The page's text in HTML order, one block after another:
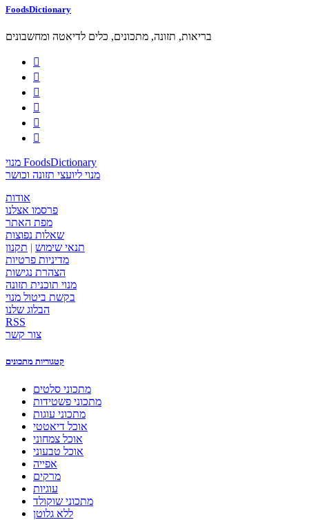
FoodsDictionary
בריאות, תזונה, מתכונים, כלים לדיאטה ומחשבונים






מנוי FoodsDictionary
מנוי ליועצי תזונה וכושר
אודות
פרסמו אצלנו
מפת האתר
שאלות נפוצות
תנאי שימוש | תקנון
מדיניות פרטיות
הצהרת נגישות
מנוי תוכנית תזונה
בקשת ביטול מנוי
הבלוג שלנו
RSS
צור קשר
קטגוריות מתכונים
מתכוני סלטים
מתכוני פשטידות
מתכוני עוגות
אוכל דיאטטי
אוכל צמחוני
אוכל טבעוני
אפייה
מרקים
עוגיות
מתכוני שוקולד
ללא גלוטן